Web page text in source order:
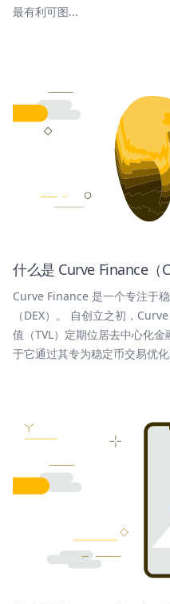
最有利可图...
什么是 Curve Finance（
Curve Finance 是一个专注于
（DEX）。 自创立之初，
值（TVL）定期位居去中心化
于它通过其专为稳定币交易优